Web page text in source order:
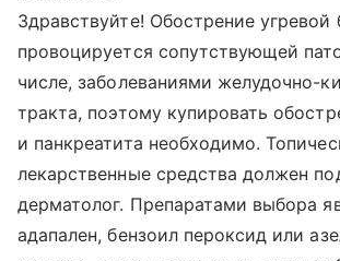
Здравствуйте! Обострение угревой
провоцируется сопутствующей
числе, заболеваниями желудочно-
тракта, поэтому купировать
и панкреатита необходимо.
лекарственные средства должен
дерматолог. Препаратами выбора
адапален, бензоил пероксид или